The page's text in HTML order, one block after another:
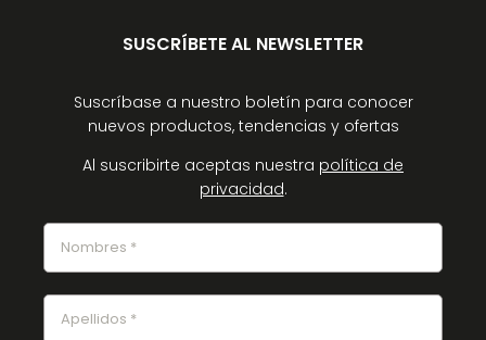
SUSCRÍBETE AL NEWSLETTER
Suscríbase a nuestro boletín para conocer
nuevos productos, tendencias y ofertas
Al suscribirte aceptas nuestra política de
privacidad.